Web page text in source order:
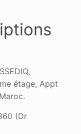
étage, Appt
(Dr